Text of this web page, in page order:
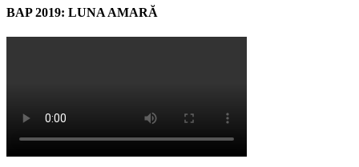
BAP 2019: LUNA AMARĂ